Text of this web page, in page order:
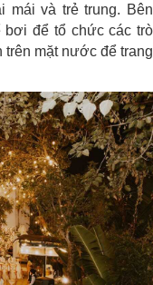
mái và trẻ trung. Bên
bơi để tổ chức các trò
trên mặt nước để trang